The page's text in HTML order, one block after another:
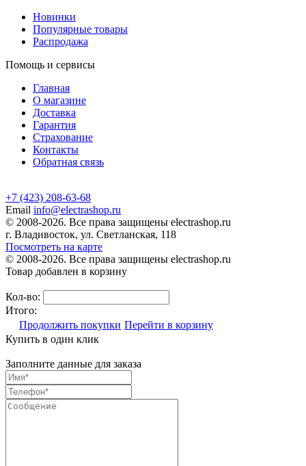
Новинки
Популярные товары
Распродажа
Помощь и сервисы
Главная
О магазине
Доставка
Гарантия
Страхование
Контакты
Обратная связь
+7 (423) 208-63-68
Email info@electrashop.ru
© 2008-2026. Все права защищены electrashop.ru
г. Владивосток, ул. Светланская, 118
Посмотреть на карте
© 2008-2026. Все права защищены electrashop.ru
Товар добавлен в корзину
Кол-во:
Итого:
Продолжить покупки Перейти в корзину
Купить в один клик
Заполните данные для заказа